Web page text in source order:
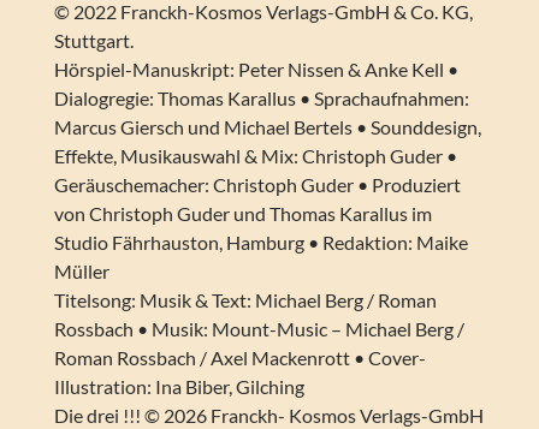
© 2022 Franckh-Kosmos Verlags-GmbH & Co. KG,
Stuttgart.
Hörspiel-Manuskript: Peter Nissen & Anke Kell •
Dialogregie: Thomas Karallus • Sprachaufnahmen:
Marcus Giersch und Michael Bertels • Sounddesign,
Effekte, Musikauswahl & Mix: Christoph Guder •
Geräuschemacher: Christoph Guder • Produziert
von Christoph Guder und Thomas Karallus im
Studio Fährhauston, Hamburg • Redaktion: Maike
Müller
Titelsong: Musik & Text: Michael Berg / Roman
Rossbach • Musik: Mount-Music – Michael Berg /
Roman Rossbach / Axel Mackenrott • Cover-
Illustration: Ina Biber, Gilching
Die drei !!! © 2026 Franckh- Kosmos Verlags-GmbH